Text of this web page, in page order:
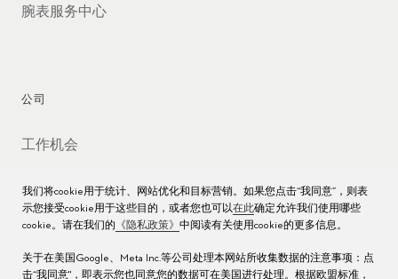
腕表服务中心
公司
工作机会
联络我们
沪ICP备16013004号
我们将cookie用于统计、网站优化和目标营销。如果您点击“我同意”，则表
示您接受cookie用于这些目的，或者您也可以在此确定允许我们使用哪些
cookie。请在我们的 《隐私政策》 中阅读有关使用cookie的更多信息。
关于在美国Google、Meta Inc.等公司处理本网站所收集数据的注意事项：点
击“我同意"，即表示您也同意您的数据可在美国进行处理。根据欧盟标准，